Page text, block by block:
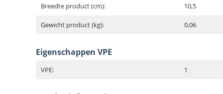
Breedte product (cm): 10,5
Gewicht product (kg): 0,06
Eigenschappen VPE
VPE: 1